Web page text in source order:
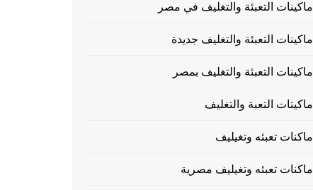
ماكينات التعبئة والتغليف في مصر
ماكينات التعبئة والتغليف جديدة
ماكينات التعبئة والتغليف بمصر
ماكيتات التعبة والتغليف
ماكنات تعبئه وتغيليف
ماكنات تعبئه وتغيليف مصرية